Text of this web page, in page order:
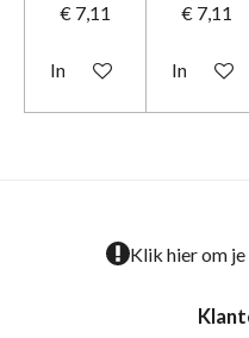
€ 7,11
In winkelwagen
€ 7,11
In
Klik hier om